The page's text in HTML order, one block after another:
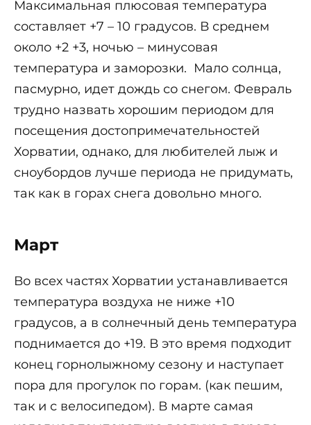
Максимальная плюсовая температура
составляет +7 – 10 градусов. В среднем
около +2 +3, ночью – минусовая
температура и заморозки. Мало солнца,
пасмурно, идет дождь со снегом. Февраль
трудно назвать хорошим периодом для
посещения достопримечательностей
Хорватии, однако, для любителей лыж и
сноубордов лучше периода не придумать,
так как в горах снега довольно много.
Март
Во всех частях Хорватии устанавливается
температура воздуха не ниже +10
градусов, а в солнечный день температура
поднимается до +19. В это время подходит
конец горнолыжному сезону и наступает
пора для прогулок по горам. (как пешим,
так и с велосипедом). В марте самая